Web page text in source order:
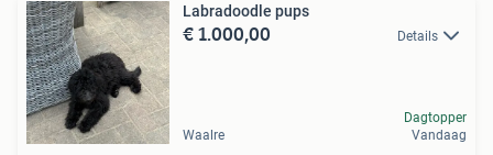
Labradoodle pups
€ 1.000,00 Details
Waalre
Dagtopper
Vandaag